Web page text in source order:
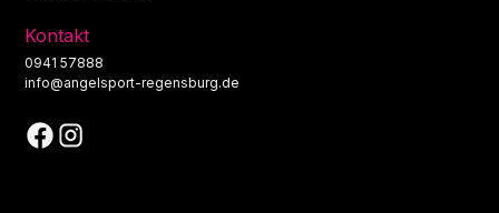
Kontakt
0941 57888
info@angelsport-regensburg.de